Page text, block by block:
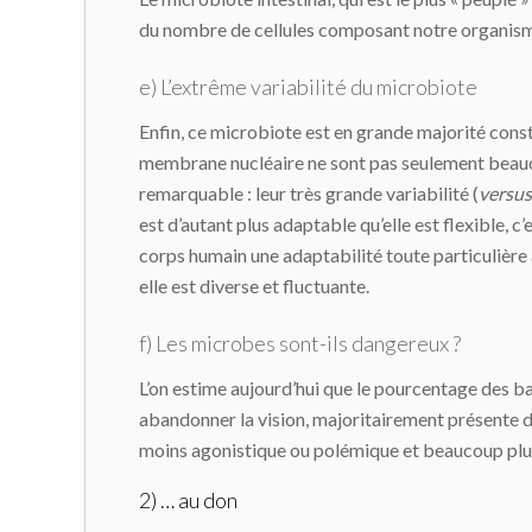
du nombre de cellules composant notre
e) L’extrême variabilité du microbiote
Enfin, ce microbiote est en grande majorité
membrane nucléaire ne sont pas seulement
remarquable : leur très grande variabilité (versus
est d’autant plus adaptable qu’elle est flexible,
corps humain une adaptabilité toute particulière
elle est diverse et fluctuante.
f) Les microbes sont-ils dangereux ?
L’on estime aujourd’hui que le pourcentage
abandonner la vision, majoritairement présente
moins agonistique ou polémique et beaucoup
2) … au don